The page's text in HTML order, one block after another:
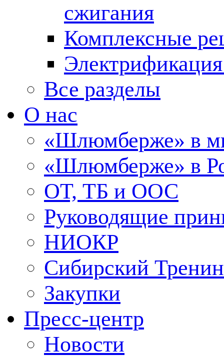
сжигания
Комплексные
Все разделы
О нас
«Шлюмберже» в
«Шлюмберже» в
ОТ, ТБ и ООС
Руководящие
НИОКР
Сибирский
Закупки
Пресс-центр
Новости